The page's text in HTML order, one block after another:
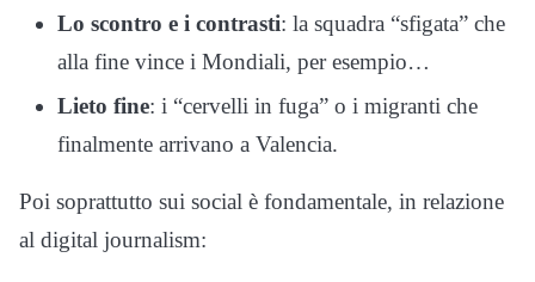
Lo scontro e i contrasti: la squadra “sfigata” che
alla fine vince i Mondiali, per esempio…
Lieto fine: i “cervelli in fuga” o i migranti che
finalmente arrivano a Valencia.
Poi soprattutto sui social è fondamentale, in relazione
al digital journalism: